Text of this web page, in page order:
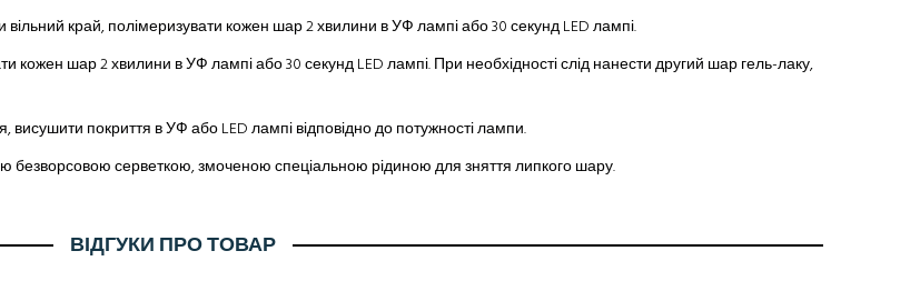
вільний край, полімеризувати кожен шар 2 хвилини в УФ лампі або 30 секунд LED лампі.
кожен шар 2 хвилини в УФ лампі або 30 секунд LED лампі. При необхідності слід нанести другий шар гель-лаку,
висушити покриття в УФ або LED лампі відповідно до потужності лампи.
безворсовою серветкою, змоченою спеціальною рідиною для зняття липкого шару.
ВІДГУКИ ПРО ТОВАР